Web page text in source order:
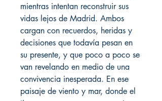
mientras intentan reconstruir sus
vidas lejos de Madrid. Ambos
cargan con recuerdos, heridas y
decisiones que todavía pesan en
su presente, y que poco a poco se
van revelando en medio de una
convivencia inesperada. En ese
paisaje de viento y mar, donde el